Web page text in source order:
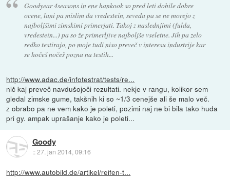
Goodyear 4seasons in ene hankook so pred leti dobile dobre
ocene, lani pa mislim da vredestein, seveda pa se ne morejo z
najboljšimi zimskimi primerjati. Takoj z naslednjimi (fulda,
vredestein...) pa so že primerljive najboljše vseletne. Jih pa zelo
redko testirajo, po moje tudi niso preveč v interesu industrije kar
se hočeš nočeš pozna na testih...
http://www.adac.de/infotestrat/tests/re...
nič kaj preveč navdušojoči rezultati. nekje v rangu, kolikor sem
gledal zimske gume, takšnih ki so ~1/3 cenejše ali še malo več.
z obrabo pa ne vem kako je poleti, pozimi naj ne bi bila tako huda
pri gy. ampak uprašanje kako je poleti...
Goody
::27. jan 2014, 09:16
http://www.autobild.de/artikel/reifen-t...